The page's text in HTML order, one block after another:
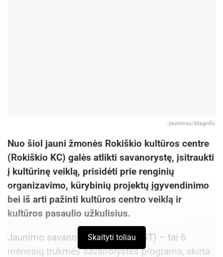
Jaunimas/Magnific
Nuo šiol jauni žmonės Rokiškio kultūros centre
(Rokiškio KC) galės atlikti savanorystę, įsitraukti
į kultūrinę veiklą, prisidėti prie renginių
organizavimo, kūrybinių projektų įgyvendinimo
bei iš arti pažinti kultūros centro veiklą ir
kultūros pasaulio užkulisius.
Jaunimo savanoriška tarnyba (JST) – tai 6
mėnesių trukmės savanorystės programa, skirta
Skaityti toliau